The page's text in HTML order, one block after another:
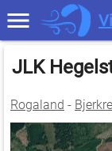
JLK
Rogaland -